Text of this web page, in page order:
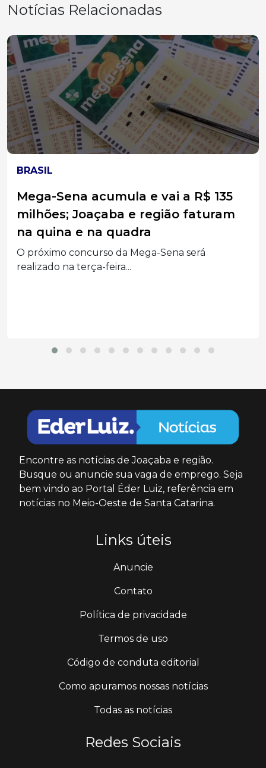
Notícias Relacionadas
BRASIL
Conta de luz continuará mais cara
em agosto com manutenção da
bandeira amarela
Aneel mantém cobrança adicional de R$ 1,88 a
cada...
Encontre as notícias de Joaçaba e região.
Busque ou anuncie sua vaga de emprego. Seja
bem vindo ao Portal Éder Luiz, referência em
notícias no Meio-Oeste de Santa Catarina.
Links úteis
Anuncie
Contato
Política de privacidade
Termos de uso
Código de conduta editorial
Como apuramos nossas notícias
Todas as notícias
Redes Sociais